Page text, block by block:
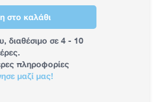
στο καλάθι
διαθέσιμο σε 4 - 10
πληροφορίες
μαζί μας!